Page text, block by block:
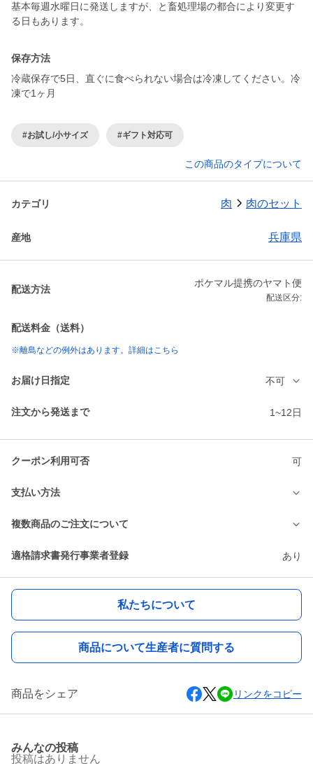
基本毎週水曜日に発送しますが、と畜処理場の都合により変更す
る日もあります。
保存方法
冷蔵保存で5日、直ぐに食べられない場合は冷凍してください。冷
凍で1ヶ月
#お試し/小サイズ #ギフト対応可
この商品のタイプについて
カテゴリ 肉 肉のセット
産地 兵庫県
配送方法
ポケマル提携のヤマト便
配送区分:
配送料金（送料）
※離島などの例外はあります。詳細はこちら
お届け日指定 不可
注文から発送まで 1~12日
クーポン利用可否 可
支払い方法
複数商品のご注文について
適格請求書発行事業者登録 あり
私たちについて
商品について生産者に質問する
商品をシェア リンクをコピー
みんなの投稿
投稿はありません